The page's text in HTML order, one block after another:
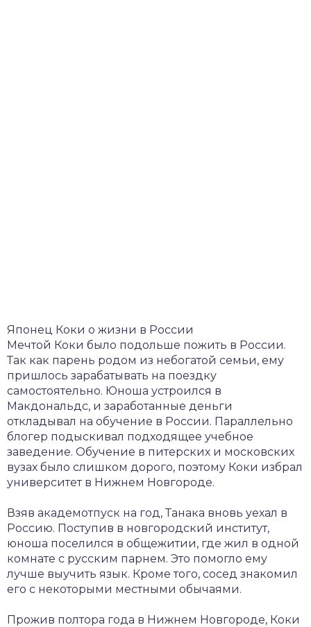
Японец Коки о жизни в России
Мечтой Коки было подольше пожить в России.
Так как парень родом из небогатой семьи, ему
пришлось зарабатывать на поездку
самостоятельно. Юноша устроился в
Макдональдс, и заработанные деньги
откладывал на обучение в России. Параллельно
блогер подыскивал подходящее учебное
заведение. Обучение в питерских и московских
вузах было слишком дорого, поэтому Коки избрал
университет в Нижнем Новгороде.
Взяв академотпуск на год, Танака вновь уехал в
Россию. Поступив в новгородский институт,
юноша поселился в общежитии, где жил в одной
комнате с русским парнем. Это помогло ему
лучше выучить язык. Кроме того, сосед знакомил
его с некоторыми местными обычаями.
Прожив полтора года в Нижнем Новгороде, Коки